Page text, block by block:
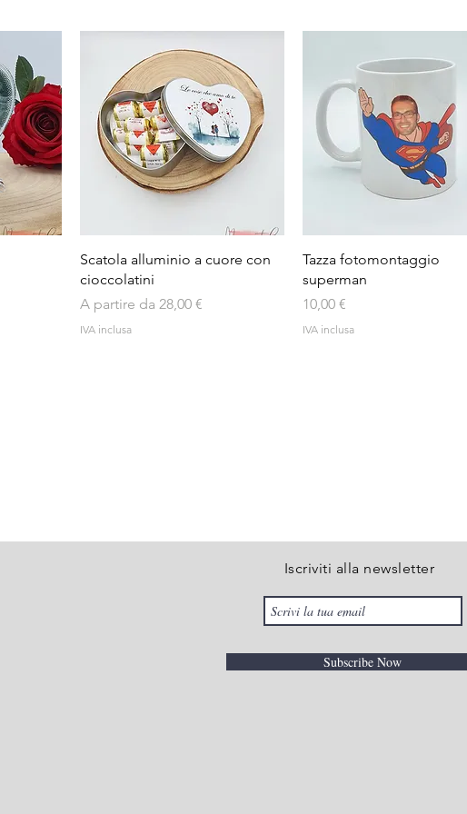
Vista rapida
Scatola alluminio a cuore con
cioccolatini
A partire da 28,00 €
Prezzo scontato
IVA inclusa
Vista rapida
Tazza fotomontaggio
superman
Prezzo
10,00 €
IVA inclusa
Iscriviti alla newsletter
Subscribe Now